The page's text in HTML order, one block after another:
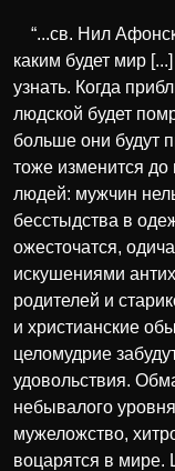
“...св. Нил
каким будет мир
узнать. Когда
людской будет
больше они будут
тоже изменится
людей: мужчин
бесстыдства в
ожесточатся,
искушениями
родителей и
и христианские
целомудрие
удовольствия.
небывалого
мужеложство,
воцарятся в мире.